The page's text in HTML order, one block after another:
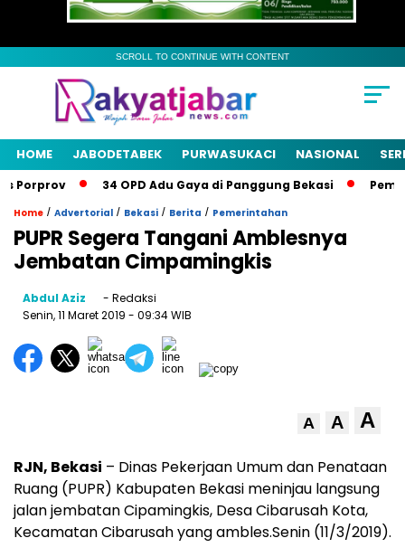
SCROLL TO CONTINUE WITH CONTENT
HOME JABODETABEK PURWASUKACI NASIONAL
34 OPD Adu Gaya di Panggung Bekasi Pemkab
Home / Advertorial / Bekasi / Berita / Pemerintahan
PUPR Segera Tangani Amblesnya
Jembatan Cimpamingkis
Abdul Aziz
- Redaksi
Senin, 11 Maret 2019 - 09:34 WIB
A A A
RJN, Bekasi – Dinas Pekerjaan Umum dan Penataan
Ruang (PUPR) Kabupaten Bekasi meninjau langsung
jalan jembatan Cipamingkis, Desa Cibarusah Kota,
Kecamatan Cibarusah yang ambles.Senin (11/3/2019).